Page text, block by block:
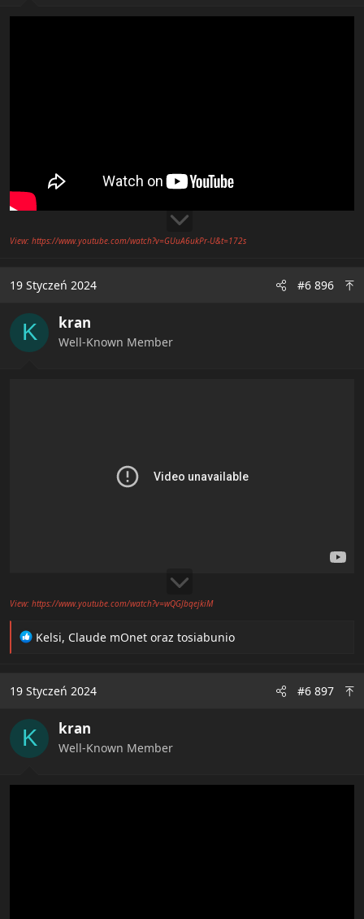
View: https://www.youtube.com/watch?v=GUuA6ukPr-U&t=172s
19 Styczeń 2024 #6 896
K kran
Well-Known Member
View: https://www.youtube.com/watch?v=wQGJbqejkiM
R
t
o
n
s
Kelsi, Claude mOnet oraz tosiabunio
19 Styczeń 2024 #6 897
K kran
Well-Known Member